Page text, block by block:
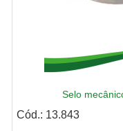
Selo
Cód.: 13.843